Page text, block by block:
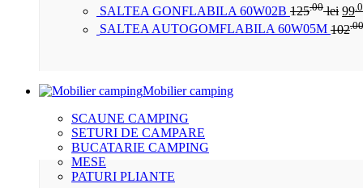
SALTEA GONFLABILA 60W02B 125.00 lei 99
SALTEA AUTOGOMFLABILA 60W05M 102.00
Mobilier camping
SCAUNE CAMPING
SETURI DE CAMPARE
BUCATARIE CAMPING
MESE
PATURI PLIANTE